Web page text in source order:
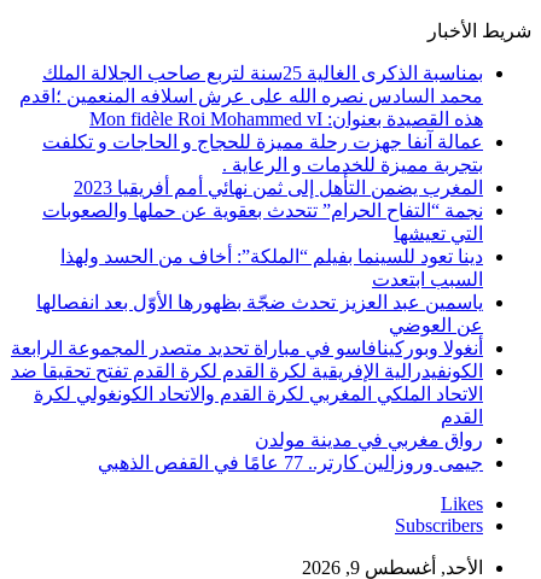
شريط الأخبار
بمناسبة الذكرى الغالية 25سنة لتربع صاحب الجلالة الملك
محمد السادس نصره الله على عرش اسلافه المنعمين ؛اقدم
هذه القصيدة بعنوان: Mon fidèle Roi Mohammed vI
عمالة آنفا جهزت رحلة مميزة للحجاج و الحاجات و تكلفت
بتجربة مميزة للخدمات و الرعاية .
المغرب يضمن التأهل إلى ثمن نهائي أمم أفريقيا 2023
نجمة “التفاح الحرام” تتحدث بعقوية عن حملها والصعوبات
التي تعيشها
دينا تعود للسينما بفيلم “الملكة”: أخاف من الحسد ولهذا
السبب ابتعدت
ياسمين عبد العزيز تحدث ضجّة بظهورها الأوّل بعد انفصالها
عن العوضي
أنغولا وبوركينافاسو في مباراة تحديد متصدر المجموعة الرابعة
الكونفيدرالية الإفريقية لكرة القدم لكرة القدم تفتح تحقيقا ضد
الاتحاد الملكي المغربي لكرة القدم والاتحاد الكونغولي لكرة
القدم
رواق مغربي في مدينة مولدن
جيمى وروزالين كارتر.. 77 عامًا في القفص الذهبي
Likes
Subscribers
الأحد, أغسطس 9, 2026